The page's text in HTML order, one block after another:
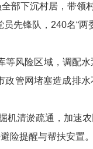
部下沉村居，带领
先锋队，240名“两
风险区域，调配
管网堵塞造成排
机清淤疏通，加速
险提醒与帮扶安置。